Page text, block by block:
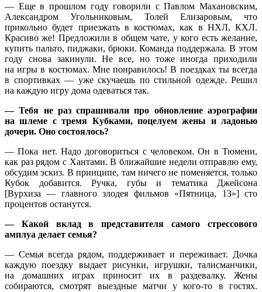
— Еще в прошлом году говорили с Павлом Махановским,
Александром Угольниковым, Толей Елизаровым, что
прикольно будет приезжать в костюмах, как в НХЛ, КХЛ.
Красиво же! Предложили в общем чате, у кого есть желание,
купить пальто, пиджаки, брюки. Команда поддержала. В этом
году снова закинули. Не все, но тоже иногда приходили
на игры в костюмах. Мне понравилось! В поездках ты всегда
в спортивках — уже скучаешь по стильной одежде. Решил
на каждую игру дома одеваться так.
— Тебя не раз спрашивали про обновление аэрографии
на шлеме с тремя Кубками, поцелуем жены и ладонью
дочери. Оно состоялось?
— Пока нет. Надо договориться с человеком. Он в Тюмени,
как раз рядом с Хантами. В ближайшие недели отправлю ему,
обсудим эскиз. В принципе, там ничего не поменяется, только
Кубок добавится. Ручка, губы и тематика Джейсона
[Вурхиза — главного злодея фильмов «Пятница, 13»] сто
процентов останутся.
— Какой вклад в представителя самого стрессового
амплуа делает семья?
— Семья всегда рядом, поддерживает и переживает. Дочка
каждую поездку выдает рисунки, игрушки, талисманчики,
на домашних играх приносит их в раздевалку. Жены
собираются, смотрят выездные матчи у кого-то в гостях.